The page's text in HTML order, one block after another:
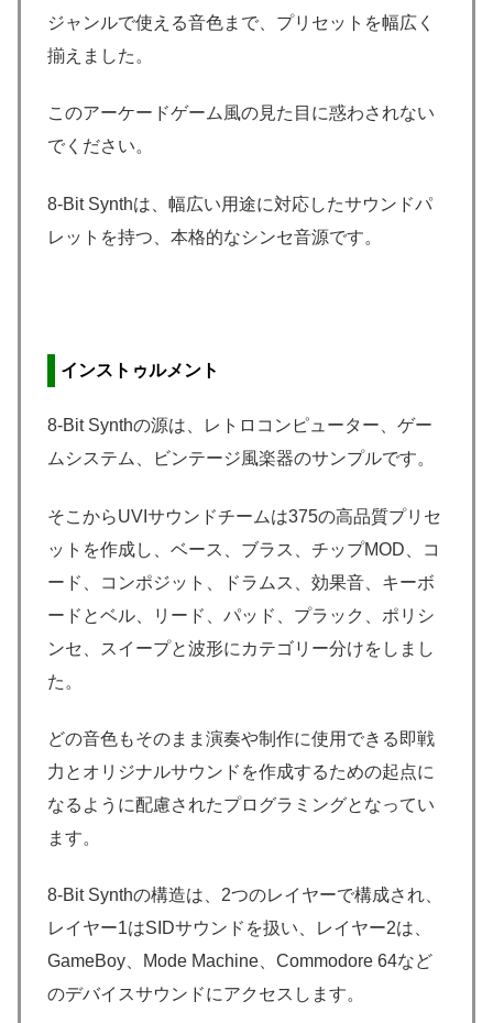
ジャンルで使える音色まで、プリセットを幅広く
揃えました。
このアーケードゲーム風の見た目に惑わされない
でください。
8-Bit Synthは、幅広い用途に対応したサウンドパ
レットを持つ、本格的なシンセ音源です。
インストゥルメント
8-Bit Synthの源は、レトロコンピューター、ゲー
ムシステム、ビンテージ風楽器のサンプルです。
そこからUVIサウンドチームは375の高品質プリセ
ットを作成し、ベース、ブラス、チップMOD、コ
ード、コンポジット、ドラムス、効果音、キーボ
ードとベル、リード、パッド、プラック、ポリシ
ンセ、スイープと波形にカテゴリー分けをしまし
た。
どの音色もそのまま演奏や制作に使用できる即戦
力とオリジナルサウンドを作成するための起点に
なるように配慮されたプログラミングとなってい
ます。
8-Bit Synthの構造は、2つのレイヤーで構成され、
レイヤー1はSIDサウンドを扱い、レイヤー2は、
GameBoy、Mode Machine、Commodore 64など
のデバイスサウンドにアクセスします。